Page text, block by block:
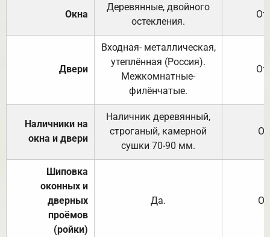
Окна
Деревянные, двойного
остекления.
Двери
Входная- металлическая,
утеплённая (Россия).
Межкомнатные-
филёнчатые.
Наличники на
окна и двери
Наличник деревянный,
строганый, камерной
сушки 70-90 мм.
Шиповка
оконных и
дверных
проёмов
(ройки)
Да.